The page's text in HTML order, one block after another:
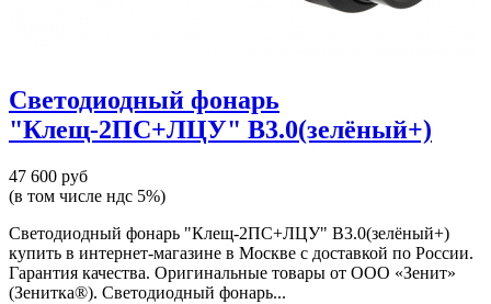
Светодиодный фонарь
"Клещ-2ПС+ЛЦУ" В3.0(зелёный+)
47 600 руб
(в том числе ндс 5%)
Светодиодный фонарь "Клещ-2ПС+ЛЦУ" В3.0(зелёный+)
купить в интернет-магазине в Москве с доставкой по России.
Гарантия качества. Оригинальные товары от ООО «Зенит»
(Зенитка®). Светодиодный фонарь...